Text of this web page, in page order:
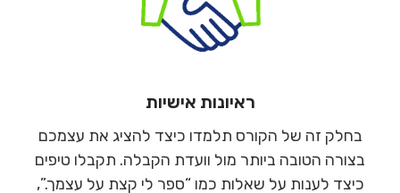
ראיונות אישיות
בחלק זה של הקורס תלמדו כיצד להציג את עצמכם
בצורה הטובה ביותר מול וועדת הקבלה. תקבלו טיפים
כיצד לענות על שאלות כמו “ספר לי קצת על עצמך.”,